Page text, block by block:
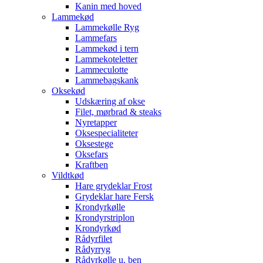
Kanin med hoved
Lammekød
Lammekølle Ryg
Lammefars
Lammekød i tern
Lammekoteletter
Lammeculotte
Lammebagskank
Oksekød
Udskæring af okse
Filet, mørbrad & steaks
Nyretapper
Oksespecialiteter
Oksestege
Oksefars
Kraftben
Vildtkød
Hare grydeklar Frost
Grydeklar hare Fersk
Krondyrkølle
Krondyrstriplon
Krondyrkød
Rådyrfilet
Rådyrryg
Rådyrkølle u. ben